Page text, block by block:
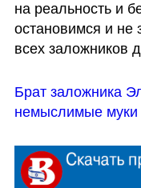
на реальность и
остановимся и не
всех заложников
Брат заложника
немыслимые муки